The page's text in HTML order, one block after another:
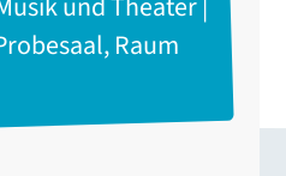
Raum